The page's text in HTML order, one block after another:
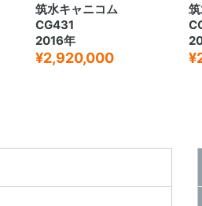
筑水キャニコム
CG431
2016年
¥2,920,000